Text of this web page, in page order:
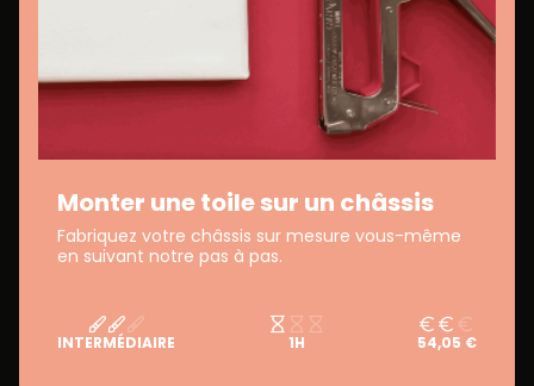
Monter une toile sur un châssis
Fabriquez votre châssis sur mesure vous-même
en suivant notre pas à pas.
INTERMÉDIAIRE 1H 54,05 €